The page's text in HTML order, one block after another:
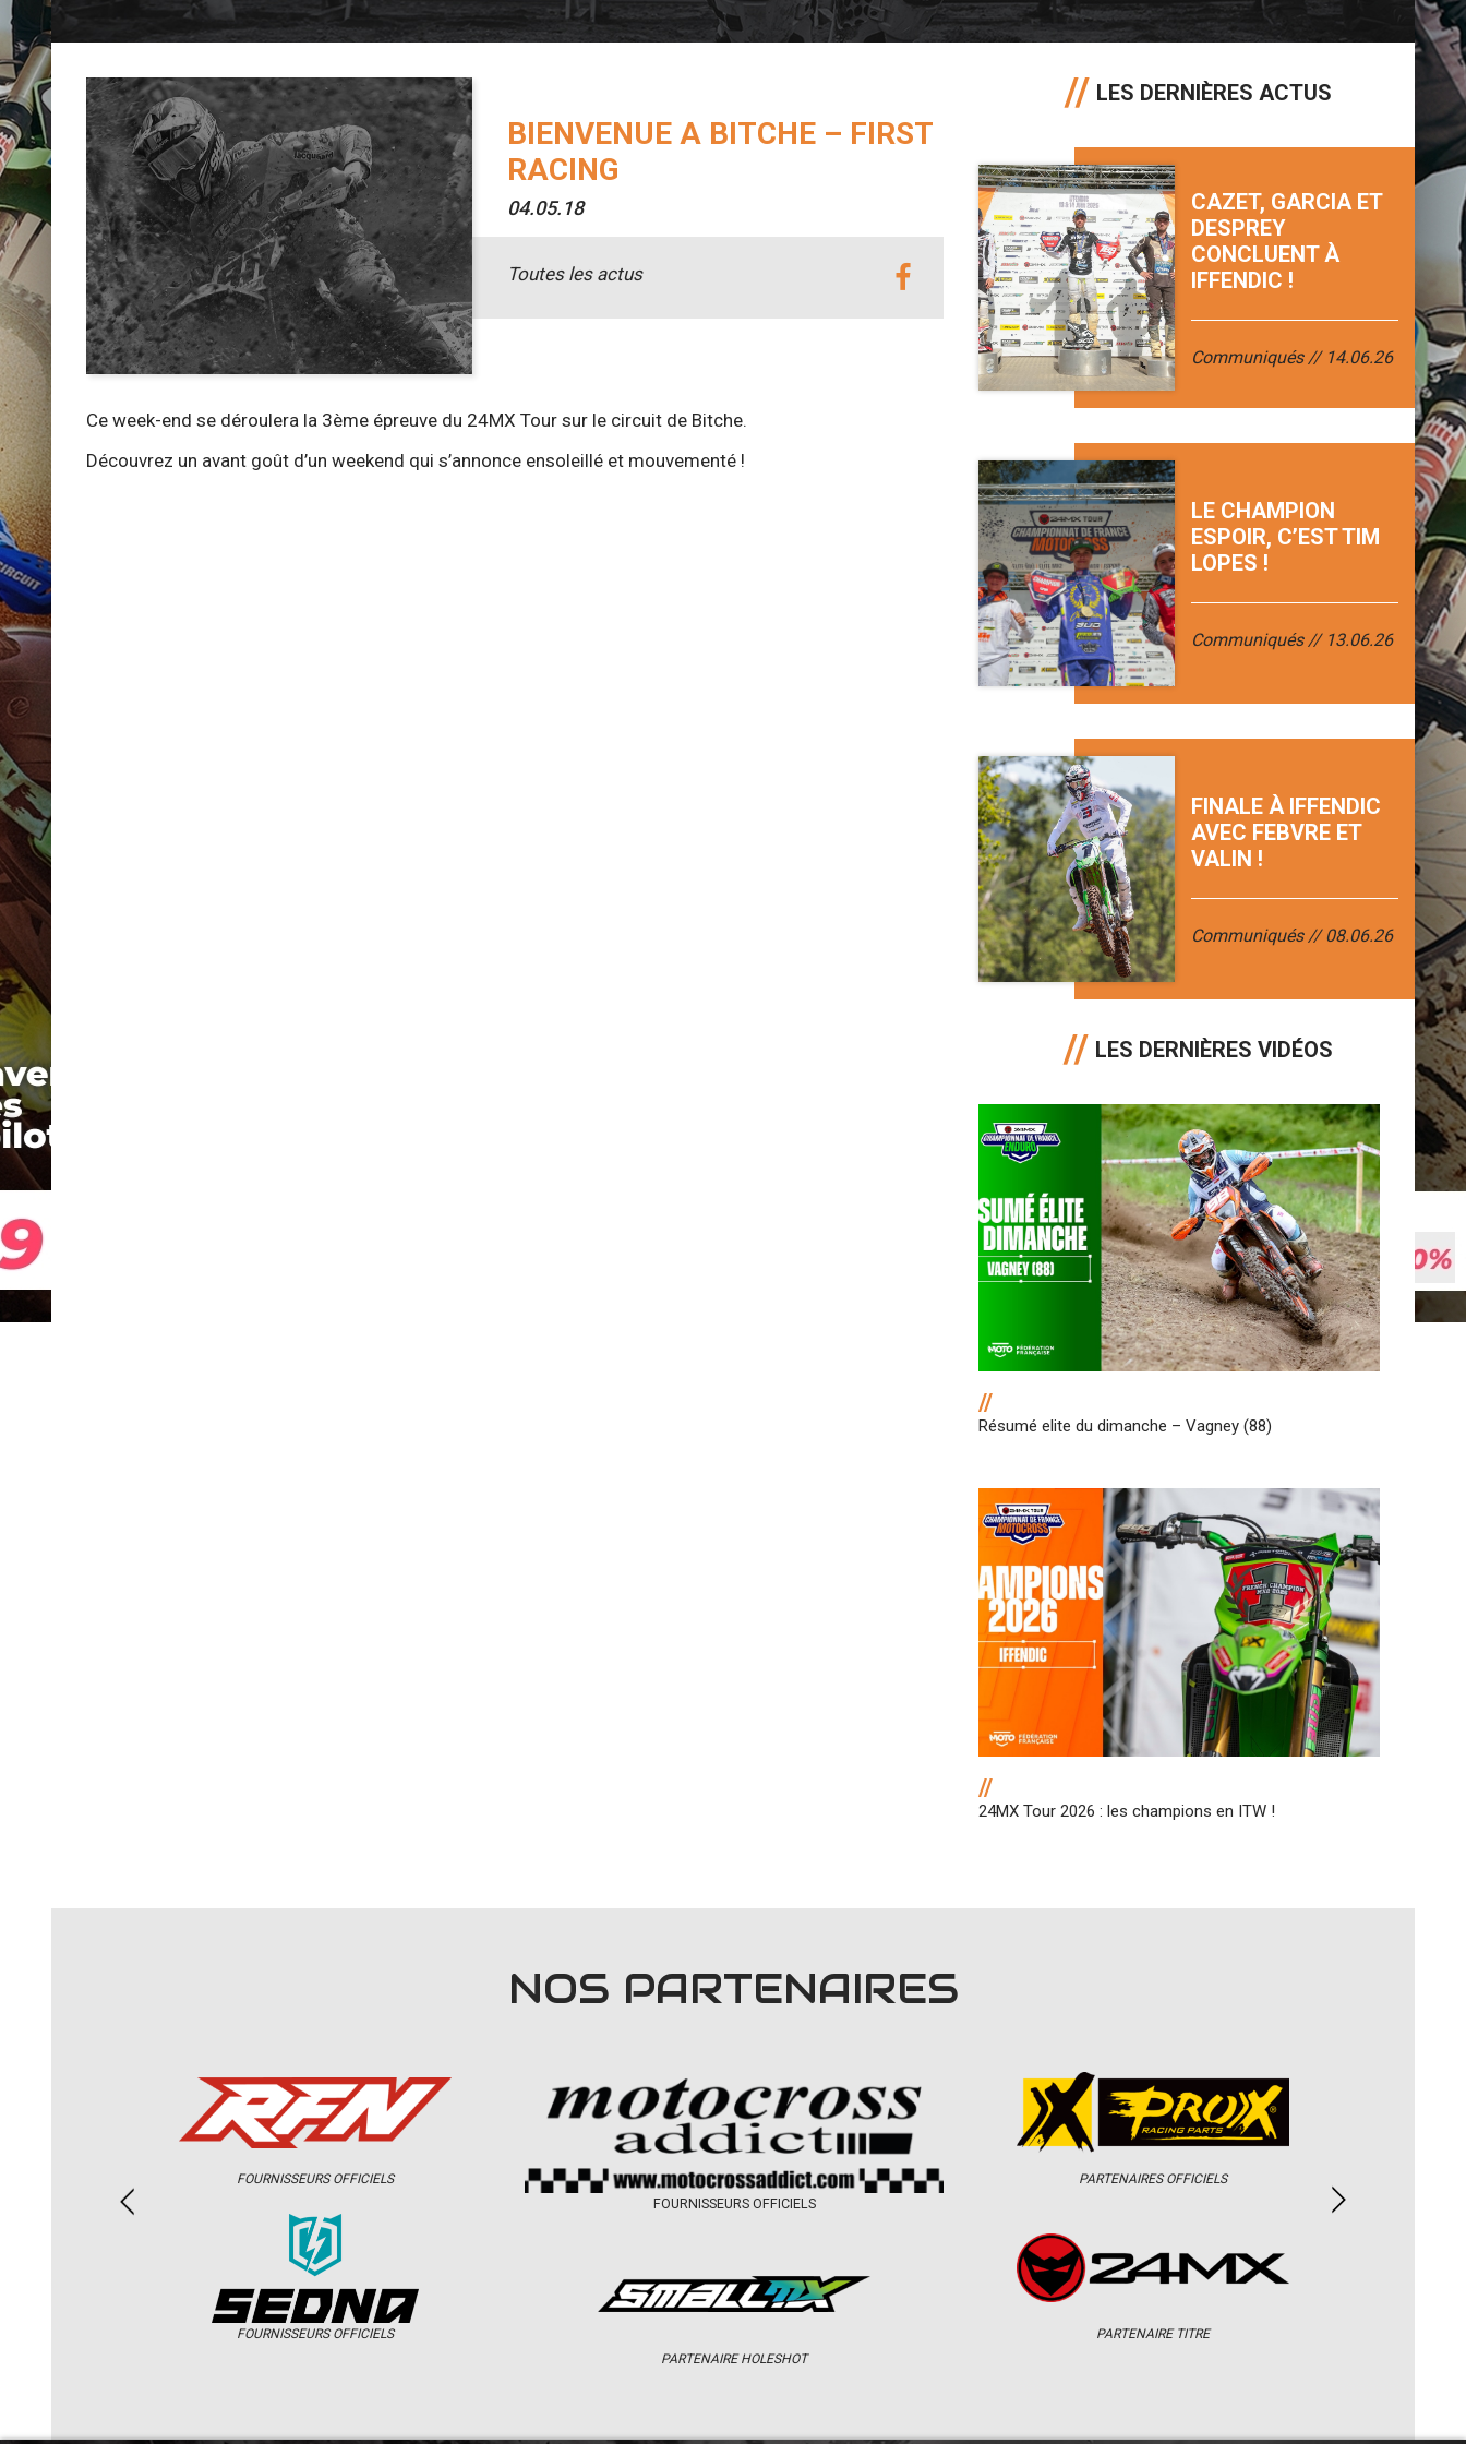
BIENVENUE A BITCHE – FIRST
RACING
04.05.18
Toutes les actus
Ce week-end se déroulera la 3ème épreuve du 24MX Tour sur le circuit de Bitche.
Découvrez un avant goût d’un weekend qui s’annonce ensoleillé et mouvementé !
LES DERNIÈRES ACTUS
CAZET, GARCIA ET
DESPREY
CONCLUENT À
IFFENDIC !
Communiqués 14.06.26
LE CHAMPION
ESPOIR, C’EST TIM
LOPES !
Communiqués 13.06.26
FINALE À IFFENDIC
AVEC FEBVRE ET
VALIN !
Communiqués 08.06.26
LES DERNIÈRES VIDÉOS
//
Résumé elite du dimanche – Vagney (88)
//
24MX Tour 2026 : les champions en ITW !
NOS PARTENAIRES
FOURNISSEURS OFFICIELS
FOURNISSEURS OFFICIELS
FOURNISSEURS OFFICIELS
PARTENAIRE HOLESHOT
PARTENAIRES OFFICIELS
PARTENAIRE TITRE